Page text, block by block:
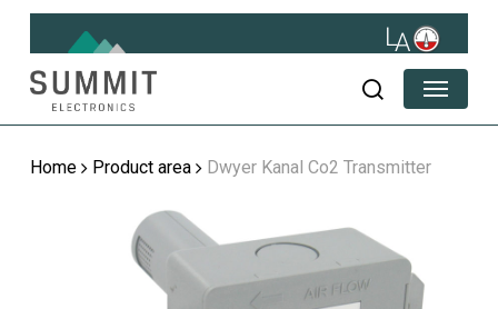
Skip
main
content
search
Menu
Home Product area Dwyer Kanal Co2 Transmitter